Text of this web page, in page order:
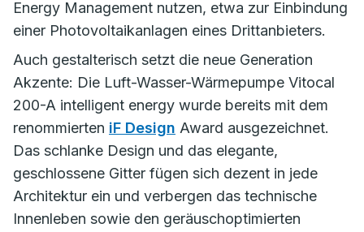
Energy Management nutzen, etwa zur Einbindung
einer Photovoltaikanlagen eines Drittanbieters.
Auch gestalterisch setzt die neue Generation
Akzente: Die Luft-Wasser-Wärmepumpe Vitocal
200-A intelligent energy wurde bereits mit dem
renommierten iF Design Award ausgezeichnet.
Das schlanke Design und das elegante,
geschlossene Gitter fügen sich dezent in jede
Architektur ein und verbergen das technische
Innenleben sowie den geräuschoptimierten